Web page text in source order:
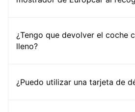
¿Tengo que devolver el coche
lleno?
¿Puedo utilizar una tarjeta de